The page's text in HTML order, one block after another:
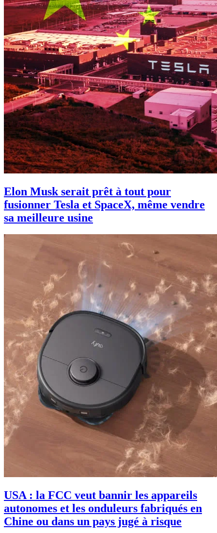
Elon Musk serait prêt à tout pour
fusionner Tesla et SpaceX, même vendre
sa meilleure usine
USA : la FCC veut bannir les appareils
autonomes et les onduleurs fabriqués en
Chine ou dans un pays jugé à risque